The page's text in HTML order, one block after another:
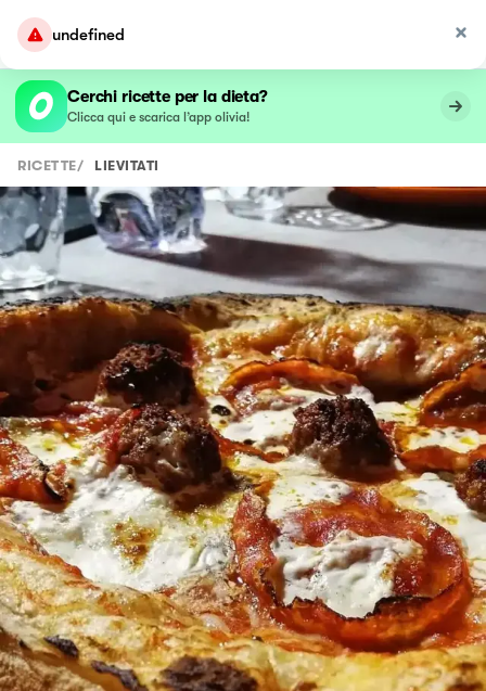
undefined
Cerchi ricette per la dieta?
Clicca qui e scarica l’app olivia!
RICETTE/ LIEVITATI